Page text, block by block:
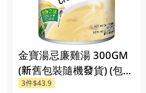
金寶湯忌廉雞湯 300GM
(新舊包裝隨機發貨) (包裝
隨機發放)
3件$43.9